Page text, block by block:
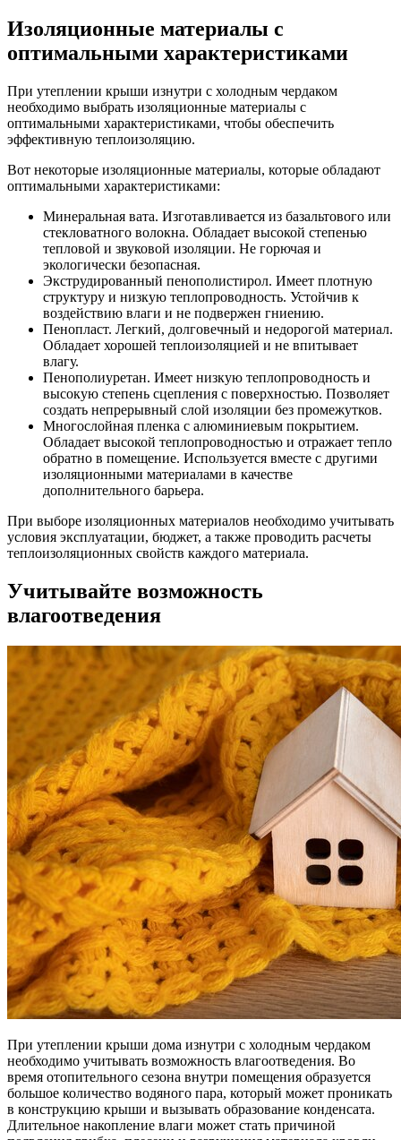
Изоляционные материалы с
оптимальными характеристиками
При утеплении крыши изнутри с холодным чердаком
необходимо выбрать изоляционные материалы с
оптимальными характеристиками, чтобы обеспечить
эффективную теплоизоляцию.
Вот некоторые изоляционные материалы, которые обладают
оптимальными характеристиками:
Минеральная вата. Изготавливается из базальтового или
стекловатного волокна. Обладает высокой степенью
тепловой и звуковой изоляции. Не горючая и
экологически безопасная.
Экструдированный пенополистирол. Имеет плотную
структуру и низкую теплопроводность. Устойчив к
воздействию влаги и не подвержен гниению.
Пенопласт. Легкий, долговечный и недорогой материал.
Обладает хорошей теплоизоляцией и не впитывает
влагу.
Пенополиуретан. Имеет низкую теплопроводность и
высокую степень сцепления с поверхностью. Позволяет
создать непрерывный слой изоляции без промежутков.
Многослойная пленка с алюминиевым покрытием.
Обладает высокой теплопроводностью и отражает тепло
обратно в помещение. Используется вместе с другими
изоляционными материалами в качестве
дополнительного барьера.
При выборе изоляционных материалов необходимо учитывать
условия эксплуатации, бюджет, а также проводить расчеты
теплоизоляционных свойств каждого материала.
Учитывайте возможность
влагоотведения
При утеплении крыши дома изнутри с холодным чердаком
необходимо учитывать возможность влагоотведения. Во
время отопительного сезона внутри помещения образуется
большое количество водяного пара, который может проникать
в конструкцию крыши и вызывать образование конденсата.
Длительное накопление влаги может стать причиной